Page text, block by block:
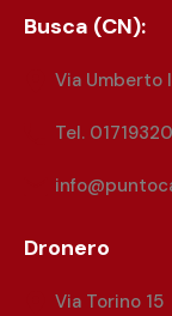
Busca (CN):
Via Umberto
Tel.
Dronero
Via Torino 15